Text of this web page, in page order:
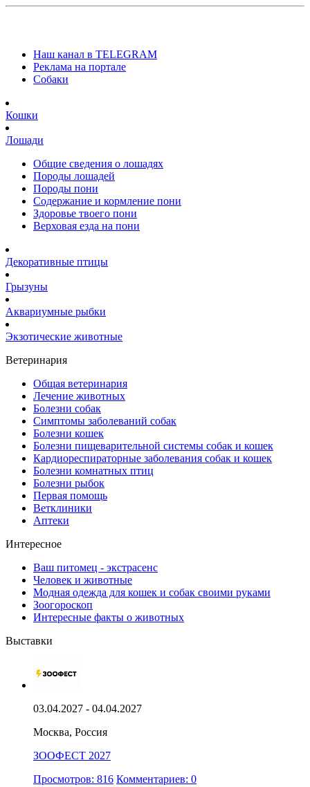
Наш канал в TELEGRAM
Реклама на портале
Собаки
Кошки
Лошади
Общие сведения о лошадях
Породы лошадей
Породы пони
Содержание и кормление пони
Здоровье твоего пони
Верховая езда на пони
Декоративные птицы
Грызуны
Аквариумные рыбки
Экзотические животные
Ветеринария
Общая ветеринария
Лечение животных
Болезни собак
Симптомы заболеваний собак
Болезни кошек
Болезни пищеварительной системы собак и кошек
Кардиореспираторные заболевания собак и кошек
Болезни комнатных птиц
Болезни рыбок
Первая помощь
Ветклиники
Аптеки
Интересное
Ваш питомец - экстрасенс
Человек и животные
Модная одежда для кошек и собак своими руками
Зоогороскоп
Интересные факты о животных
Выставки
03.04.2027 - 04.04.2027
Москва, Россия
ЗООФЕСТ 2027
Просмотров: 816 Комментариев: 0